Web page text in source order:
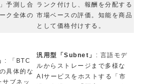
予測し合
ク全体の
ランク付けし、報酬を分配する
市場ベースの評価。知能を商品
として価格付けする。
: 「BTC
具体的な
ブネッ
汎用型「Subnet」
: 言語モデ
ルからストレージまで多様な
AIサービスをホストする「市